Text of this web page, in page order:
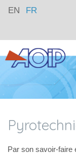
EN FR
Par son savoir-faire